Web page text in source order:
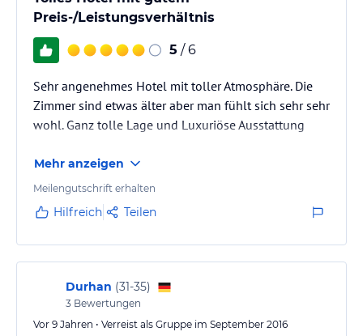
Preis-/Leistungsverhältnis
5 / 6
Sehr angenehmes Hotel mit toller Atmosphäre. Die
Zimmer sind etwas älter aber man fühlt sich sehr sehr
wohl. Ganz tolle Lage und Luxuriöse Ausstattung
Mehr anzeigen
Meilengutschrift erhalten
Hilfreich Teilen
Durhan (31-35)
3 Bewertungen
Vor 9 Jahren • Verreist als Gruppe im September 2016